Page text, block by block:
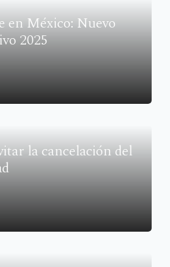
en México: Nuevo
2025
la cancelación del